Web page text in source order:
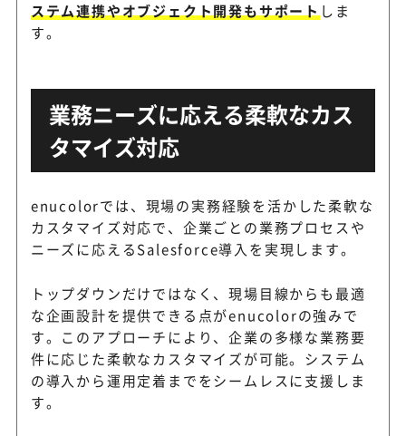
ステム連携やオブジェクト開発もサポートしま
す。
業務ニーズに応える柔軟なカス
タマイズ対応
enucolorでは、現場の実務経験を活かした柔軟な
カスタマイズ対応で、企業ごとの業務プロセスや
ニーズに応えるSalesforce導入を実現します。
トップダウンだけではなく、現場目線からも最適
な企画設計を提供できる点がenucolorの強みで
す。このアプローチにより、企業の多様な業務要
件に応じた柔軟なカスタマイズが可能。システム
の導入から運用定着までをシームレスに支援しま
す。